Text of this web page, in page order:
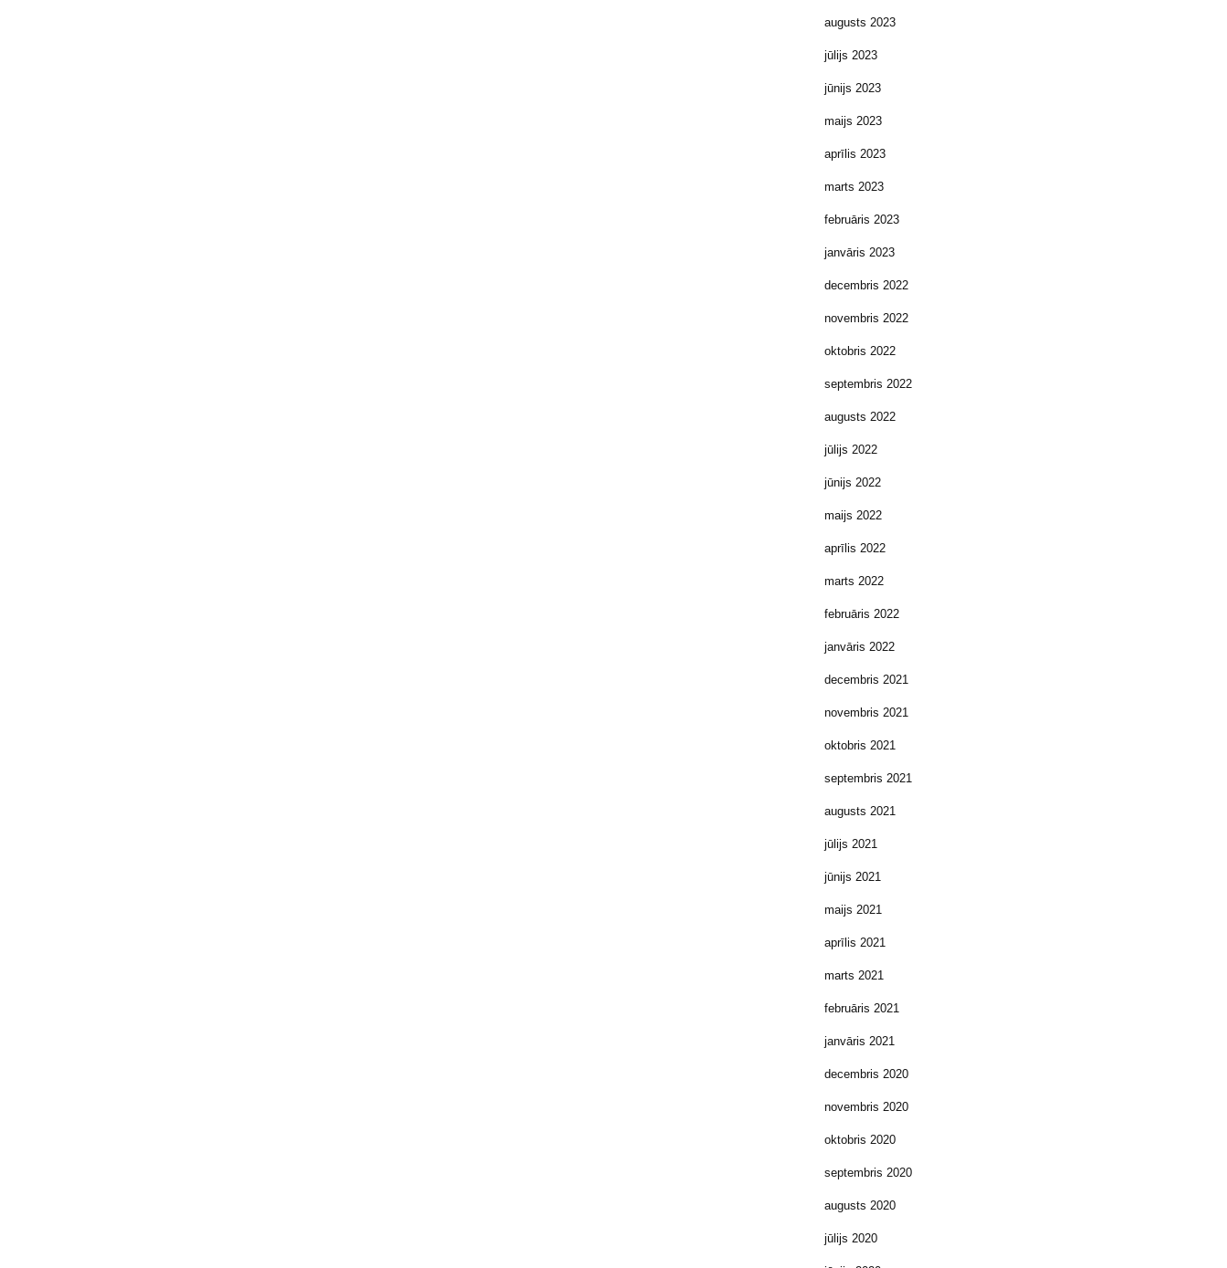
augusts 2023
jūlijs 2023
jūnijs 2023
maijs 2023
aprīlis 2023
marts 2023
februāris 2023
janvāris 2023
decembris 2022
novembris 2022
oktobris 2022
septembris 2022
augusts 2022
jūlijs 2022
jūnijs 2022
maijs 2022
aprīlis 2022
marts 2022
februāris 2022
janvāris 2022
decembris 2021
novembris 2021
oktobris 2021
septembris 2021
augusts 2021
jūlijs 2021
jūnijs 2021
maijs 2021
aprīlis 2021
marts 2021
februāris 2021
janvāris 2021
decembris 2020
novembris 2020
oktobris 2020
septembris 2020
augusts 2020
jūlijs 2020